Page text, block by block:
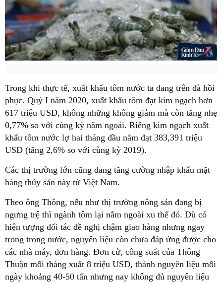
Trong khi thực tế, xuất khẩu tôm nước ta đang trên đà hồi
phục. Quý I năm 2020, xuất khẩu tôm đạt kim ngạch hơn
617 triệu USD, không những không giảm mà còn tăng nhẹ
0,77% so với cùng kỳ năm ngoái. Riêng kim ngạch xuất
khẩu tôm nước lợ hai tháng đầu năm đạt 383,391 triệu
USD (tăng 2,6% so với cùng kỳ 2019).
Các thị trường lớn cũng đang tăng cường nhập khẩu mặt
hàng thủy sản này từ Việt Nam.
Theo ông Thông, nếu như thị trường nông sản đang bị
ngưng trệ thì ngành tôm lại nằm ngoài xu thế đó. Dù có
hiện tượng đối tác đề nghị chậm giao hàng nhưng ngay
trong trong nước, nguyên liệu còn chưa đáp ứng được cho
các nhà máy, đơn hàng. Đơn cử, công suất của Thông
Thuận mỗi tháng xuất 8 triệu USD, thành nguyên liệu mỗi
ngày khoảng 40-50 tấn nhưng nay không đủ nguyên liệu